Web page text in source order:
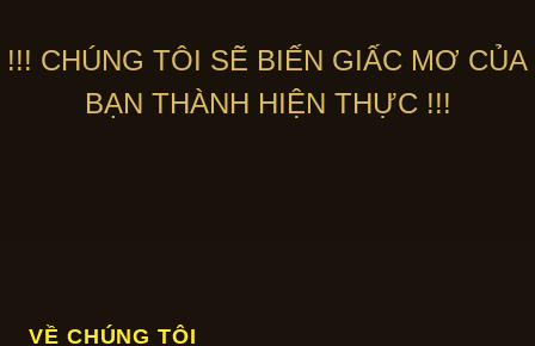
!!! CHÚNG TÔI SẼ BIẾN GIẤC MƠ CỦA
BẠN THÀNH HIỆN THỰC !!!
VỀ CHÚNG TÔI